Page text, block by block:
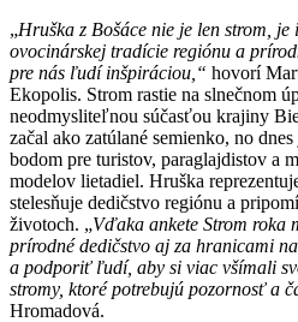
„Hruška z Bošáce nie je len strom,
ovocinárskej tradície regiónu a
pre nás ľudí inšpiráciou,“ hovorí
Ekopolis. Strom rastie na slnečnom
neodmysliteľnou súčasťou krajiny
začal ako zatúlané semienko, no
bodom pre turistov, paraglajdistov a
modelov lietadiel. Hruška
stelesňuje dedičstvo regiónu a
životoch. „Vďaka ankete Strom roka
prírodné dedičstvo aj za hranicami
a podporiť ľudí, aby si viac všímali
stromy, ktoré potrebujú pozornosť a
Hromadová.